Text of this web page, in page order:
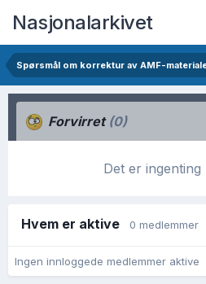
Nasjonalarkivet
Spørsmål om korrektur av AMF-
Forvirret (0)
Det er ingenting
Hvem er aktive 0 medlemmer
Ingen innloggede medlemmer aktive